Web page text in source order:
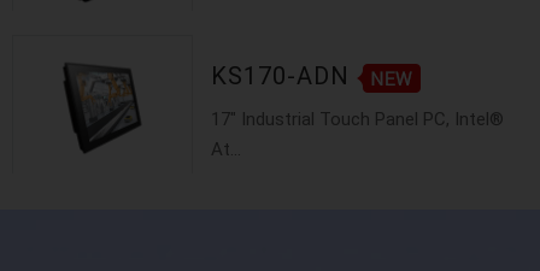
KS170-ADN
17" Industrial Touch Panel PC, Intel®
At...